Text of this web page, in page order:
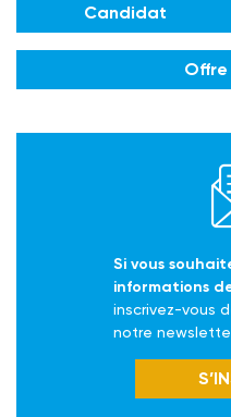
Candidat
Si vous
informations
inscrivez-vous
notre